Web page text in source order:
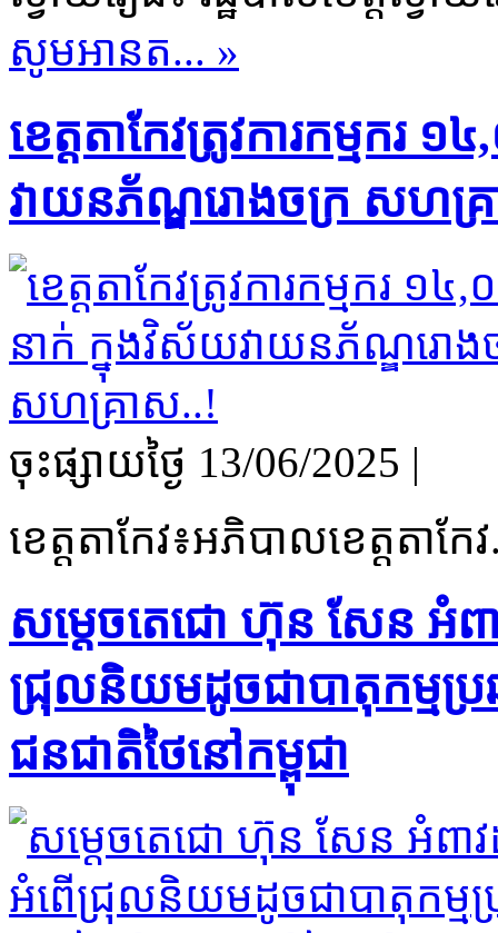
សូមអានត... »
ខេត្តតាកែវត្រូវការកម្មករ
វាយនភ័ណ្ឌរោងចក្រ​ សហគ្
ចុះផ្សាយថ្ងៃ​ 13/06/2025 |
ខេត្តតាកែវ​៖អភិបាលខេត្តតាកែ
សម្តេចតេជោ ហ៊ុន សែន អំព
ជ្រុលនិយមដូចជាបាតុកម្មប្
ជនជាតិថៃនៅកម្ពុជា